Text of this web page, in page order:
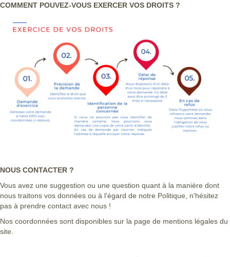
COMMENT POUVEZ-VOUS EXERCER VOS DROITS ?
NOUS CONTACTER ?
Vous avez une suggestion ou une question quant à la manière dont
nous traitons vos données ou à l'égard de notre Politique, n'hésitez
pas à prendre contact avec nous !
Nos coordonnées sont disponibles sur la page de mentions légales du
site.